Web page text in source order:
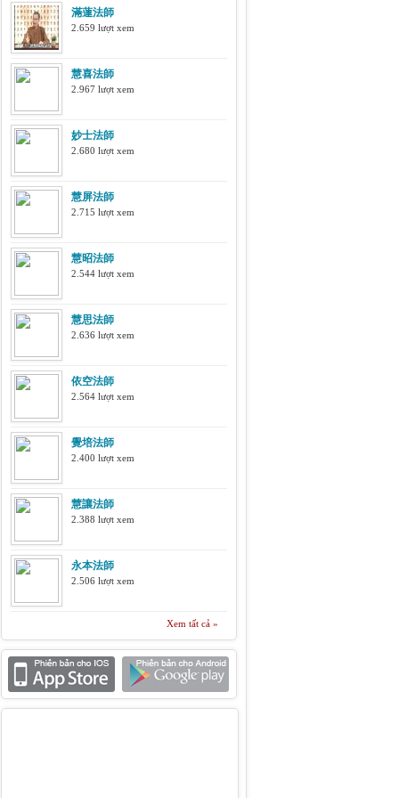
滿蓮法師
2.659 lượt xem
慧喜法師
2.967 lượt xem
妙士法師
2.680 lượt xem
慧屏法師
2.715 lượt xem
慧昭法師
2.544 lượt xem
慧思法師
2.636 lượt xem
依空法師
2.564 lượt xem
覺培法師
2.400 lượt xem
慧讓法師
2.388 lượt xem
永本法師
2.506 lượt xem
Xem tất cả »